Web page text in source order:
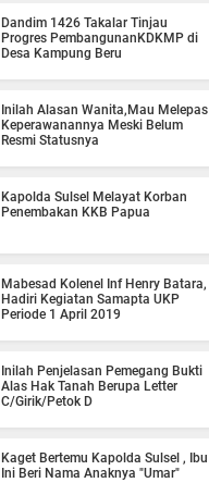
Dandim 1426 Takalar Tinjau
Progres PembangunanKDKMP di
Desa Kampung Beru
Inilah Alasan Wanita,Mau Melepas
Keperawanannya Meski Belum
Resmi Statusnya
Kapolda Sulsel Melayat Korban
Penembakan KKB Papua
Mabesad Kolenel Inf Henry Batara,
Hadiri Kegiatan Samapta UKP
Periode 1 April 2019
Inilah Penjelasan Pemegang Bukti
Alas Hak Tanah Berupa Letter
C/Girik/Petok D
Kaget Bertemu Kapolda Sulsel , Ibu
Ini Beri Nama Anaknya "Umar"